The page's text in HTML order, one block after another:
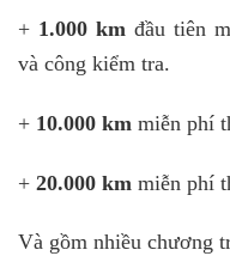
+ 1.000 km đầu tiên
và công kiểm tra.
+ 10.000 km miễn phí
+ 20.000 km miễn phí
Và gồm nhiều chương